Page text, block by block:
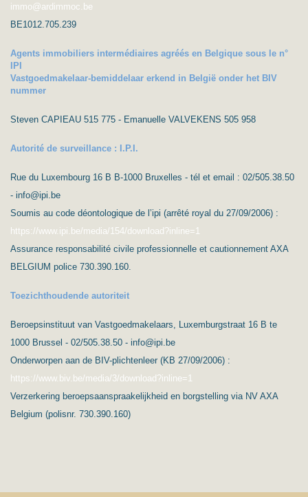
immo@ardimmoc.be
BE1012.705.239
Agents immobiliers intermédiaires agréés en Belgique sous le n°
IPI
Vastgoedmakelaar-bemiddelaar erkend in België onder het BIV
nummer
Steven CAPIEAU 515 775 - Emanuelle VALVEKENS 505 958
Autorité de surveillance : I.P.I.
Rue du Luxembourg 16 B B-1000 Bruxelles - tél et email : 02/505.38.50
- info@ipi.be
Soumis au code déontologique de l’ipi (arrêté royal du 27/09/2006) :
https://www.ipi.be/media/154/download?inline=1
Assurance responsabilité civile professionnelle et cautionnement AXA
BELGIUM police 730.390.160.
Toezichthoudende autoriteit
Beroepsinstituut van Vastgoedmakelaars, Luxemburgstraat 16 B te
1000 Brussel - 02/505.38.50 - info@ipi.be
Onderworpen aan de BIV-plichtenleer (KB 27/09/2006) :
https://www.biv.be/media/3/download?inline=1
Verzerkering beroepsaanspraakelijkheid en borgstelling via NV AXA
Belgium (polisnr. 730.390.160)